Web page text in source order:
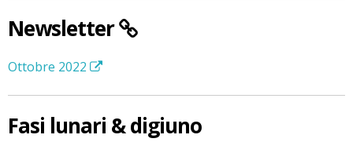
Newsletter
Ottobre 2022
Fasi lunari & digiuno